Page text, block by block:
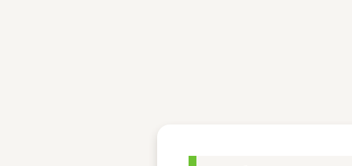
ボートデータ